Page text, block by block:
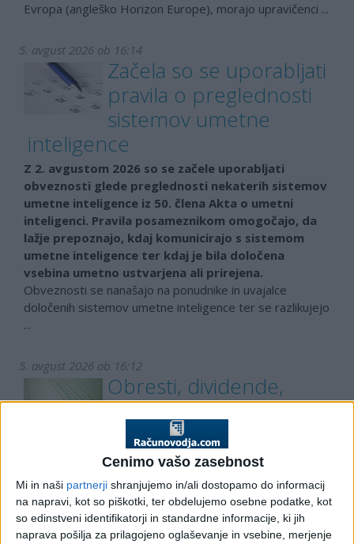
Cenimo vašo zasebnost
Mi in naši partnerji shranjujemo in/ali dostopamo do informacij
na napravi, kot so piškotki, ter obdelujemo osebne podatke, kot
so edinstveni identifikatorji in standardne informacije, ki jih
naprava pošilja za prilagojeno oglaševanje in vsebine, merjenje
Evropa (angleško Horizon Europe), morajo upravičenci ...
5. avgust 2026 ob 16:14
Začela so se uporabljati
pravila o preglednosti
sistemov umetne
inteligence
Z 2. avgustom 2026 so se začele uporabljati
obveznosti glede preglednosti nekaterih sistemov
umetne inteligence iz 50. člena Akta o umetni
inteligenci. Pravila posameznikom omogočajo, da
lažje prepoznajo, kdaj komunicirajo s sistemom
umetne inteligence ter kdaj je bila določena
vsebina umetno ustvarjena ali prirejena.
Obveznosti se nanašajo na ponudnike in uvajalce
določenih sistemov umetne inteligence ter se razlikujejo
...
5. avgust 2026 ob 16:12
Obresti, dividende,
dobiček iz kapitala in
dohodek z INR
Furs pojasnila.
DOHODEK IZ KAPITALA - Obresti, dividende, dobiček iz
kapitala in dohodek z INR (Podrobnejši opis) Objavljena